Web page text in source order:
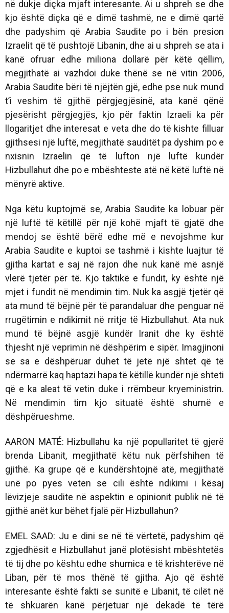
në dukje diçka mjaft interesante. Ai u shpreh se dhe
kjo është diçka që e dimë tashmë, ne e dimë qartë
dhe padyshim që Arabia Saudite po i bën presion
Izraelit që të pushtojë Libanin, dhe ai u shpreh se ata i
kanë ofruar edhe miliona dollarë për këtë qëllim,
megjithatë ai vazhdoi duke thënë se në vitin 2006,
Arabia Saudite bëri të njëjtën gjë, edhe pse nuk mund
t’i veshim të gjithë përgjegjësinë, ata kanë qënë
pjesërisht përgjegjës, kjo për faktin Izraeli ka për
llogaritjet dhe interesat e veta dhe do të kishte filluar
gjithsesi një luftë, megjithatë sauditët pa dyshim po e
nxisnin Izraelin që të lufton një luftë kundër
Hizbullahut dhe po e mbështeste atë në këtë luftë në
mënyrë aktive.
Nga këtu kuptojmë se, Arabia Saudite ka lobuar për
një luftë të këtillë për një kohë mjaft të gjatë dhe
mendoj se është bërë edhe më e nevojshme kur
Arabia Saudite e kuptoi se tashmë i kishte luajtur të
gjitha kartat e saj në rajon dhe nuk kanë më asnjë
vlerë tjetër për të. Kjo taktikë e fundit, ky është një
mjet i fundit në mendimin tim. Nuk ka asgjë tjetër që
ata mund të bëjnë për të parandaluar dhe penguar në
rrugëtimin e ndikimit në rritje të Hizbullahut. Ata nuk
mund të bëjnë asgjë kundër Iranit dhe ky është
thjesht një veprimin në dëshpërim e sipër. Imagjinoni
se sa e dëshpëruar duhet të jetë një shtet që të
ndërmarrë kaq haptazi hapa të këtillë kundër një shteti
që e ka aleat të vetin duke i rrëmbeur kryeministrin.
Në mendimin tim kjo situatë është shumë e
dëshpërueshme.
AARON MATÉ: Hizbullahu ka një popullaritet të gjerë
brenda Libanit, megjithatë këtu nuk përfshihen të
gjithë. Ka grupe që e kundërshtojnë atë, megjithatë
unë po pyes veten se cili është ndikimi i kësaj
lëvizjeje saudite në aspektin e opinionit publik në të
gjithë anët kur bëhet fjalë për Hizbullahun?
EMEL SAAD: Ju e dini se në të vërtetë, padyshim që
zgjedhësit e Hizbullahut janë plotësisht mbështetës
të tij dhe po kështu edhe shumica e të krishterëve në
Liban, për të mos thënë të gjitha. Ajo që është
interesante është fakti se sunitë e Libanit, të cilët në
të shkuarën kanë përjetuar një dekadë të tërë